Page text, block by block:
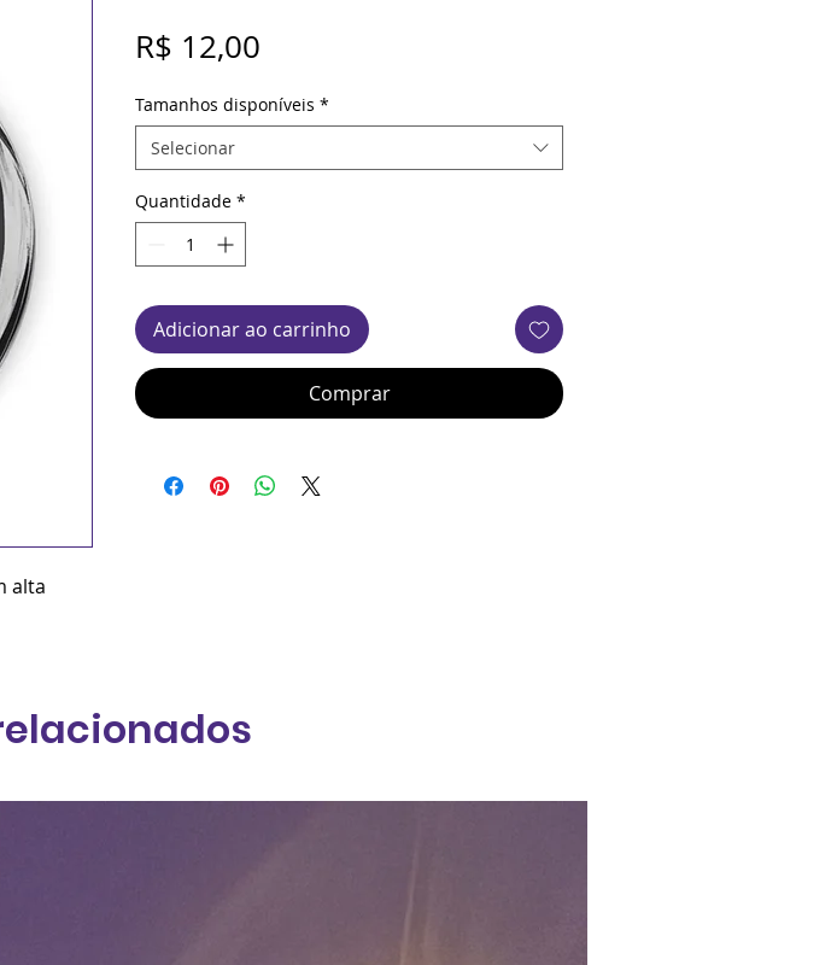
alta
R$ 12,00
Tamanhos disponíveis *
Selecionar
Quantidade *
Adicionar ao carrinho
Comprar